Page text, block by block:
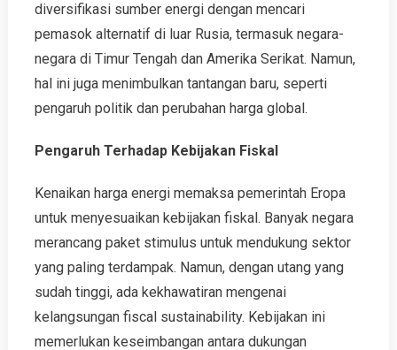
diversifikasi sumber energi dengan mencari
pemasok alternatif di luar Rusia, termasuk negara-
negara di Timur Tengah dan Amerika Serikat. Namun,
hal ini juga menimbulkan tantangan baru, seperti
pengaruh politik dan perubahan harga global.
Pengaruh Terhadap Kebijakan Fiskal
Kenaikan harga energi memaksa pemerintah Eropa
untuk menyesuaikan kebijakan fiskal. Banyak negara
merancang paket stimulus untuk mendukung sektor
yang paling terdampak. Namun, dengan utang yang
sudah tinggi, ada kekhawatiran mengenai
kelangsungan fiscal sustainability. Kebijakan ini
memerlukan keseimbangan antara dukungan